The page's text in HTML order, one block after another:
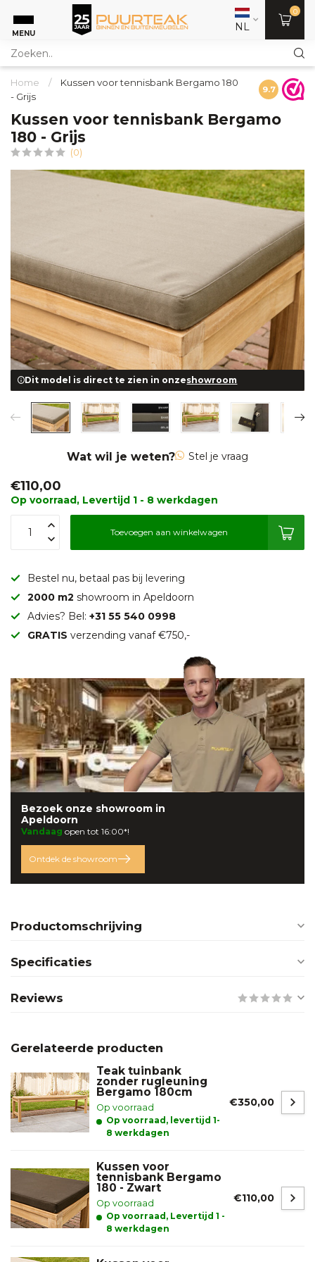
MENU NL
0
Home /
Kussen voor tennisbank Bergamo 180
- Grijs
9.7
Kussen voor tennisbank Bergamo
180 - Grijs
(0)
Dit model is direct te zien in onzeshowroom
Wat wil je weten? Stel je vraag
€110,00
Op voorraad, Levertijd 1 - 8 werkdagen
Toevoegen aan winkelwagen
Bestel nu, betaal pas bij levering
2000 m2 showroom in Apeldoorn
Advies? Bel: +31 55 540 0998
GRATIS verzending vanaf €750,-
Bezoek onze showroom in
Apeldoorn
Vandaag open tot 16:00*!
Ontdek de showroom
Productomschrijving
Specificaties
Reviews
Gerelateerde producten
Teak tuinbank
zonder rugleuning
Bergamo 180cm
Op voorraad
Op voorraad, levertijd 1-
8 werkdagen
€350,00
Kussen voor
tennisbank Bergamo
180 - Zwart
Op voorraad
Op voorraad, Levertijd 1 -
8 werkdagen
€110,00